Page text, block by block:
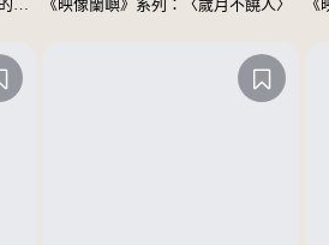
《映像蘭嶼》系列：〈佔用涼亭的男士們〉 《映像蘭嶼》系列：〈歲月不饒人〉